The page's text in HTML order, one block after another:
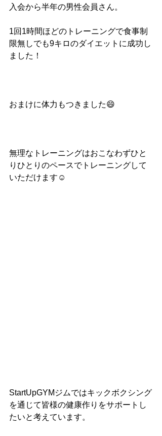
入会から半年の男性会員さん。
1回1時間ほどのトレーニングで食事制
限無しでも9キロのダイエットに成功し
ました！
おまけに体力もつきました😄
無理なトレーニングはおこなわずひと
りひとりのペースでトレーニングして
いただけます☺️
StartUpGYMジムではキックボクシング
を通じて皆様の健康作りをサポートし
たいと考えています。